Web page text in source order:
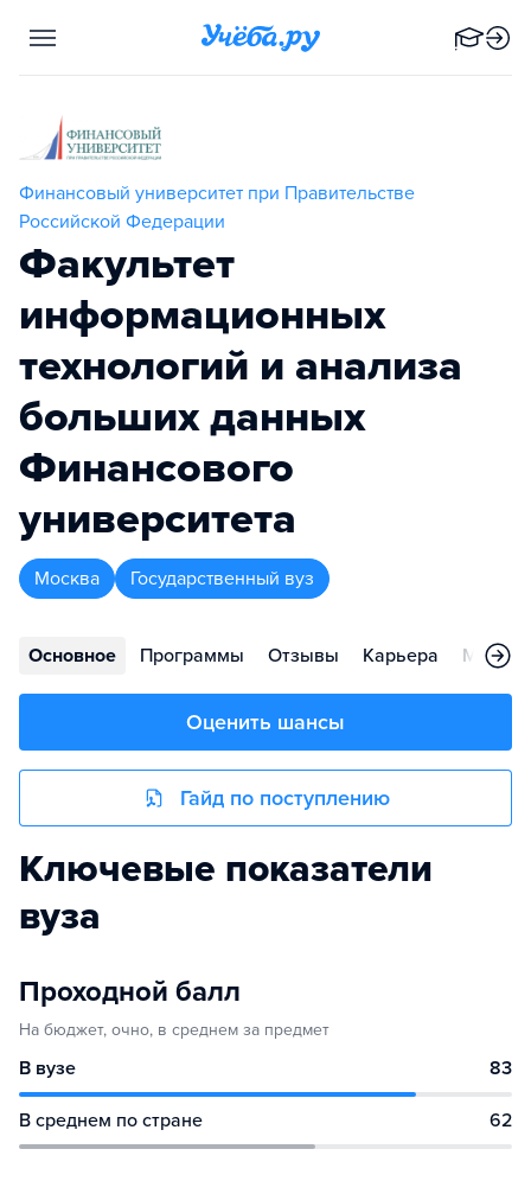
Финансовый университет при Правительстве
Российской Федерации
Факультет
информационных
технологий и анализа
больших данных
Финансового
университета
Москва Государственный вуз
Основное Программы Отзывы Карьера
Оценить шансы
Гайд по поступлению
Ключевые показатели
вуза
Проходной балл
На бюджет, очно, в среднем за предмет
В вузе 83
В среднем по стране 62